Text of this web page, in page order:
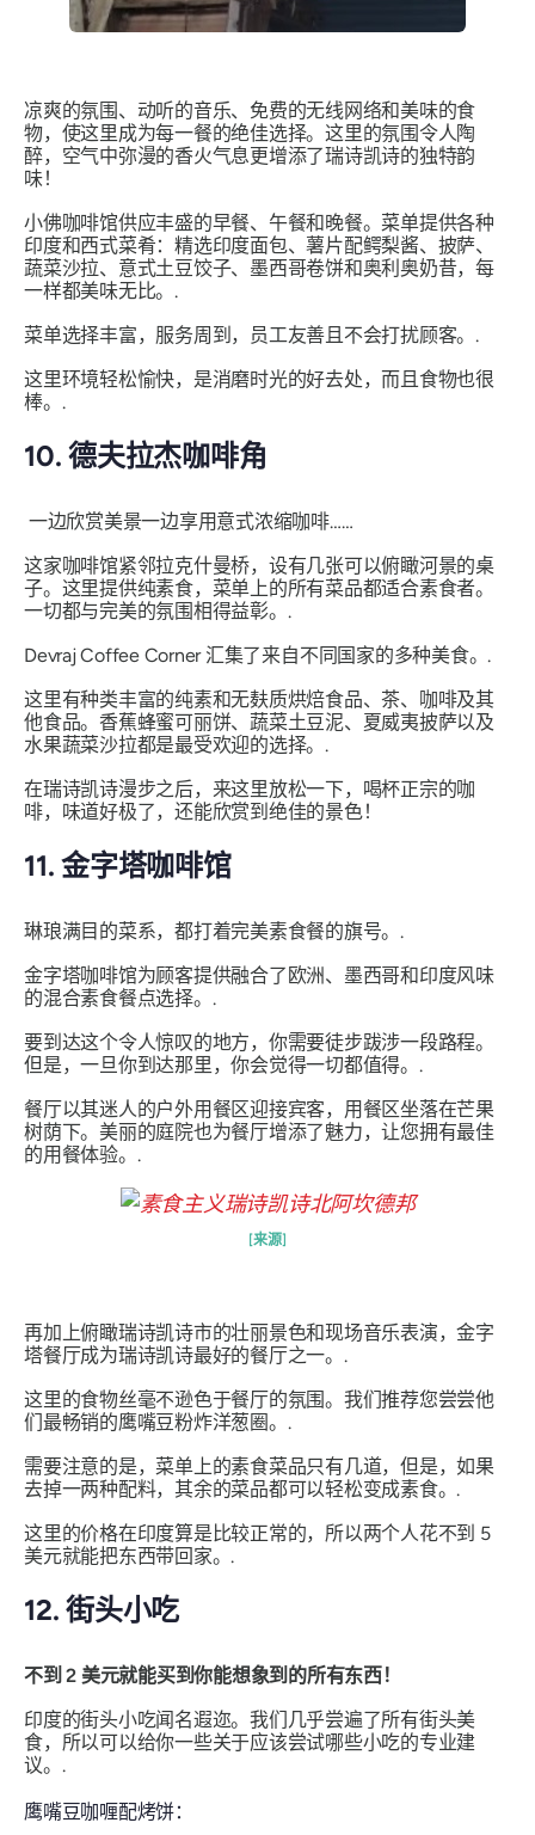
凉爽的氛围、动听的音乐、免费的无线网络和美味的食
物，使这里成为每一餐的绝佳选择。这里的氛围令人陶
醉，空气中弥漫的香火气息更增添了瑞诗凯诗的独特韵
味！
小佛咖啡馆供应丰盛的早餐、午餐和晚餐。菜单提供各种
印度和西式菜肴：精选印度面包、薯片配鳄梨酱、披萨、
蔬菜沙拉、意式土豆饺子、墨西哥卷饼和奥利奥奶昔，每
一样都美味无比。.
菜单选择丰富，服务周到，员工友善且不会打扰顾客。.
这里环境轻松愉快，是消磨时光的好去处，而且食物也很
棒。.
10. 德夫拉杰咖啡角
一边欣赏美景一边享用意式浓缩咖啡……
这家咖啡馆紧邻拉克什曼桥，设有几张可以俯瞰河景的桌
子。这里提供纯素食，菜单上的所有菜品都适合素食者。
一切都与完美的氛围相得益彰。.
Devraj Coffee Corner 汇集了来自不同国家的多种美食。.
这里有种类丰富的纯素和无麸质烘焙食品、茶、咖啡及其
他食​​品。香蕉蜂蜜可丽饼、蔬菜土豆泥、夏威夷披萨以及
水果蔬菜沙拉都是最受欢迎的选择。.
在瑞诗凯诗漫步之后，来这里放松一下，喝杯正宗的咖
啡，味道好极了，还能欣赏到绝佳的景色！
11. 金字塔咖啡馆
琳琅满目的菜系，都打着完美素食餐的旗号。.
金字塔咖啡馆为顾客提供融合了欧洲、墨西哥和印度风味
的混合素食餐点选择。.
要到达这个令人惊叹的地方，你需要徒步跋涉一段路程。
但是，一旦你到达那里，你会觉得一切都值得。.
餐厅以其迷人的户外用餐区迎接宾客，用餐区坐落在芒果
树荫下。美丽的庭院也为餐厅增添了魅力，让您拥有最佳
的用餐体验。.
[来源]
再加上俯瞰瑞诗凯诗市的壮丽景色和现场音乐表演，金字
塔餐厅成为瑞诗凯诗最好的餐厅之一。.
这里的食物丝毫不逊色于餐厅的氛围。我们推荐您尝尝他
们最畅销的鹰嘴豆粉炸洋葱圈。.
需要注意的是，菜单上的素食菜品只有几道，但是，如果
去掉一两种配料，其余的菜品都可以轻松变成素食。.
这里的价格在印度算是比较正常的，所以两个人花不到 5
美元就能把东西带回家。.
12. 街头小吃
不到 2 美元就能买到你能想象到的所有东西！
印度的街头小吃闻名遐迩。我们几乎尝遍了所有街头美
食，所以可以给你一些关于应该尝试哪些小吃的专业建
议。.
鹰嘴豆咖喱配烤饼：